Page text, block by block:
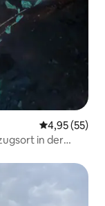
4,95 (55)
in der